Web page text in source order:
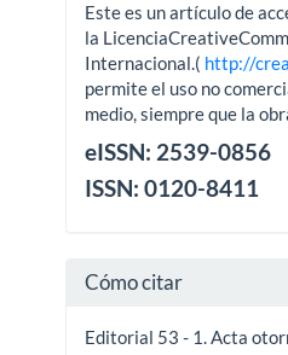
Este es un artículo de
la
Internacional.( http://
permite el uso no
medio, siempre que la
eISSN: 2539-0856
ISSN: 0120-8411
Cómo citar
Editorial 53 - 1. Acta